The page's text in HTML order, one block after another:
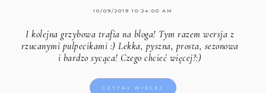
10/09/2019 10:24:00 AM
I kolejna grzybowa trafia na bloga! Tym razem wersja z
rzucanymi pulpecikami :) Lekka, pyszna, prosta, sezonowa
i bardzo sycąca! Czego chcieć więcej?:)
CZYTAJ WIĘCEJ